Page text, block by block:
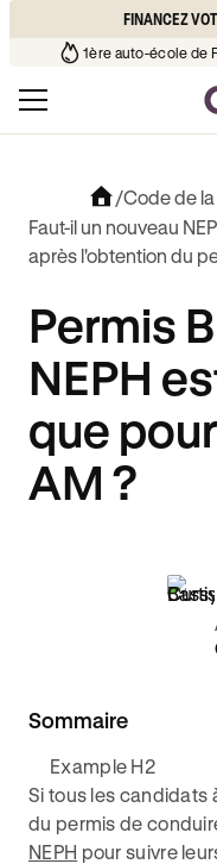
FINANCEZ
école de votre quartier¹
/Code de
Faut-il un nouveau
après l'obtention du
Permis
NEPH
que
AM ?
Sommaire
Example H2
Si tous les candidats
du permis de
NEPH pour suivre